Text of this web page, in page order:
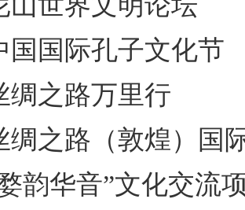
国国际孔子文化节
绸之路万里行
绸之路（敦煌）国
韵华音”文化交流